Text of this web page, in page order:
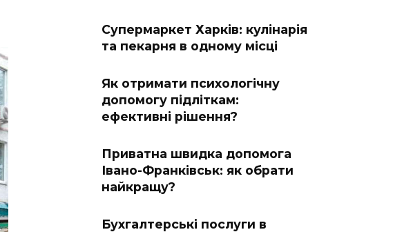
Супермаркет Харків: кулінарія
та пекарня в одному місці
Як отримати психологічну
допомогу підліткам:
ефективні рішення?
Приватна швидка допомога
Івано-Франківськ: як обрати
найкращу?
Бухгалтерські послуги в